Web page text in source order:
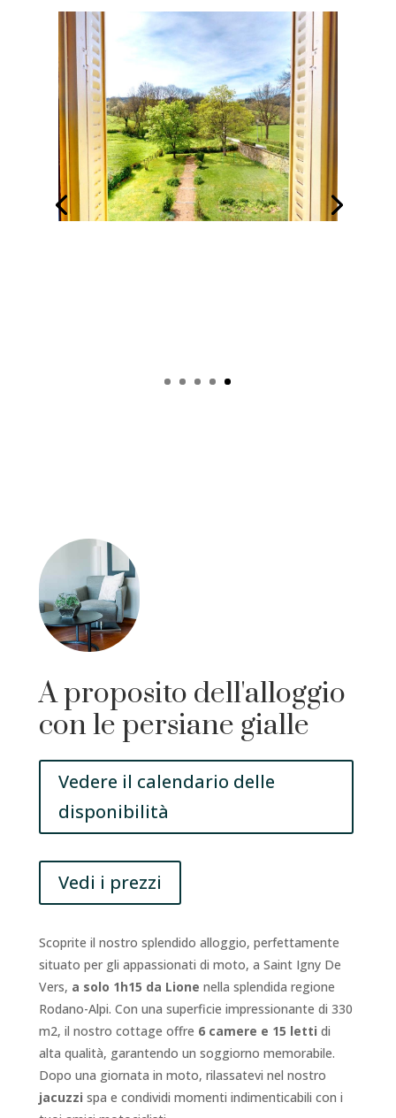
A proposito dell'alloggio
con le persiane gialle
Vedere il calendario delle
disponibilità
Vedi i prezzi
Scoprite il nostro splendido alloggio, perfettamente
situato per gli appassionati di moto, a Saint Igny De
Vers, a solo 1h15 da Lione nella splendida regione
Rodano-Alpi. Con una superficie impressionante di 330
m2, il nostro cottage offre 6 camere e 15 letti di
alta qualità, garantendo un soggiorno memorabile.
Dopo una giornata in moto, rilassatevi nel nostro
jacuzzi spa e condividi momenti indimenticabili con i